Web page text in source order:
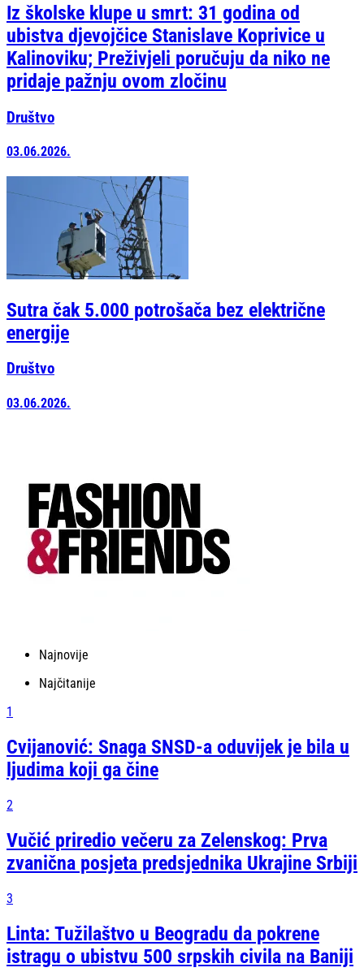
Iz školske klupe u smrt: 31 godina od
ubistva djevojčice Stanislave Koprivice u
Kalinoviku; Preživjeli poručuju da niko ne
pridaje pažnju ovom zločinu
Društvo
03.06.2026.
Sutra čak 5.000 potrošača bez električne
energije
Društvo
03.06.2026.
Najnovije
Najčitanije
1
Cvijanović: Snaga SNSD-a oduvijek je bila u
ljudima koji ga čine
2
Vučić priredio večeru za Zelenskog: Prva
zvanična posjeta predsjednika Ukrajine Srbiji
3
Linta: Tužilaštvo u Beogradu da pokrene
istragu o ubistvu 500 srpskih civila na Baniji